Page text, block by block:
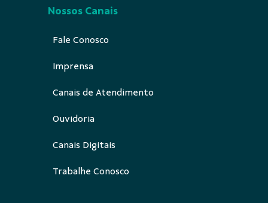
Nossos Canais
Fale Conosco
Imprensa
Canais de Atendimento
Ouvidoria
Canais Digitais
Trabalhe Conosco